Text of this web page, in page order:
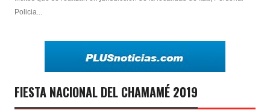
Policia...
FIESTA NACIONAL DEL CHAMAMÉ 2019